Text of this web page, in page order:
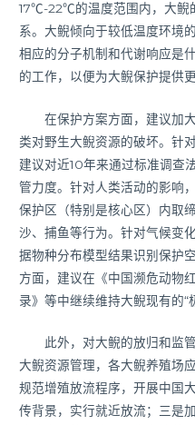
17℃-22℃的温度范围内，大鲵
系。大鲵倾向于较低温度环境
相应的分子机制和代谢响应是
的工作，以便为大鲵保护提供
在保护方案方面，建议加大
类对野生大鲵资源的破坏。针
建议对近10年来通过标准调查
管力度。针对人类活动的影响
保护区（特别是核心区）内取
沙、捕鱼等行为。针对气候变
据物种分布模型结果识别保护
方面，建议在《中国濒危动物
录》等中继续维持大鲵现有的“
此外，对大鲵的放归和监管
大鲵资源管理，各大鲵养殖场
规范增殖放流程序，开展中国
传背景，实行就近放流；三是